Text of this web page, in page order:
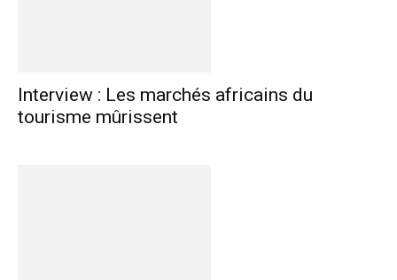
Interview : Les marchés africains du
tourisme mûrissent